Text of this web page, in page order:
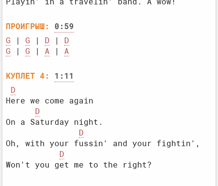
ПРОИГРЫШ:
0:59
G | G | D | D
G | G | A | A
КУПЛЕТ 4:
1:11
D
Here we come again
D
On a Saturday night.
D
Oh, with your fussin' and your fightin',
D